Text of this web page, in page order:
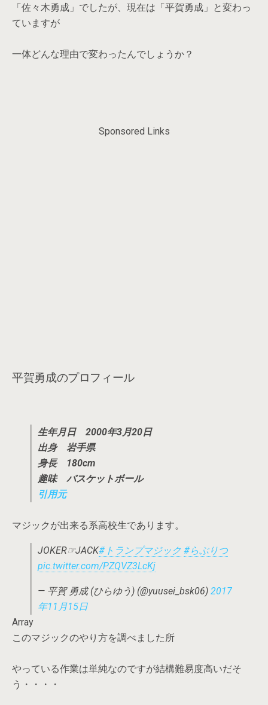
「佐々木勇成」でしたが、現在は「平賀勇成」と変わっ
ていますが
一体どんな理由で変わったんでしょうか？
Sponsored Links
平賀勇成のプロフィール
生年月日 2000年3月20日
出身 岩手県
身長 180cm
趣味 バスケットボール
引用元
マジックが出来る系高校生であります。
JOKER☞JACK#トランプマジック #らぶりつ
pic.twitter.com/PZQVZ3LcKj
— 平賀 勇成 (ひらゆう) (@yuusei_bsk06) 2017
年11月15日
Array
このマジックのやり方を調べました所
やっている作業は単純なのですが結構難易度高いだそ
う・・・・